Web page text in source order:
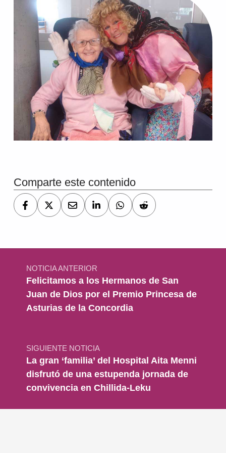
Comparte este contenido
Navegación de entradas
NOTICIA ANTERIOR
Felicitamos a los Hermanos de San
Juan de Dios por el Premio Princesa de
Asturias de la Concordia
SIGUIENTE NOTICIA
La gran ‘familia’ del Hospital Aita Menni
disfrutó de una estupenda jornada de
convivencia en Chillida-Leku